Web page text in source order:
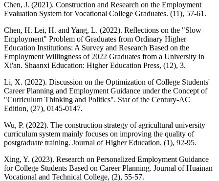
Chen, J. (2021). Construction and Research on the Employment
Evaluation System for Vocational College Graduates. (11), 57-61.
Chen, H. Lei, H. and Yang, L. (2022). Reflections on the "Slow
Employment" Problem of Graduates from Ordinary Higher
Education Institutions: A Survey and Research Based on the
Employment Willingness of 2022 Graduates from a University in
Xi'an. Shaanxi Education: Higher Education Press, (12), 3.
Li, X. (2022). Discussion on the Optimization of College Students'
Career Planning and Employment Guidance under the Concept of
"Curriculum Thinking and Politics". Star of the Century-AC
Edition, (27), 0145-0147.
Wu, P. (2022). The construction strategy of agricultural university
curriculum system mainly focuses on improving the quality of
postgraduate training. Journal of Higher Education, (1), 92-95.
Xing, Y. (2023). Research on Personalized Employment Guidance
for College Students Based on Career Planning. Journal of Huainan
Vocational and Technical College, (2), 55-57.